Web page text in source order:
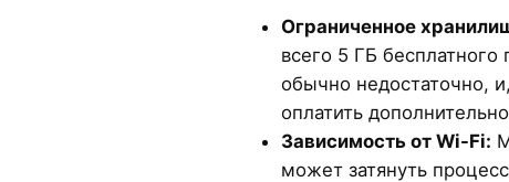
Ограниченное
всего 5 ГБ бесплатного
обычно недостаточно,
оплатить
Зависимость от Wi-Fi:
может затянуть